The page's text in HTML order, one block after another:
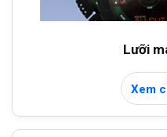
Lưỡi
Xem